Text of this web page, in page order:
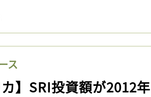
ス
カ】SRI投資額が2012